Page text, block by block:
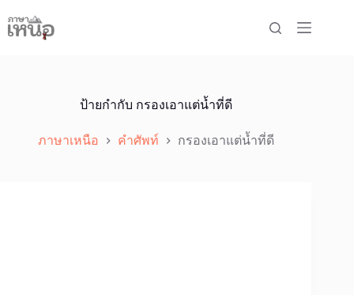
to
content
ป้ายกำกับ กรองเอาแต่น้ำที่ดี
ภาษาเหนือ คำศัพท์ กรองเอาแต่น้ำที่ดี